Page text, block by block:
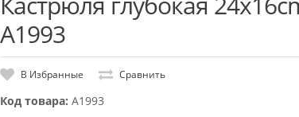
A1993
В Избранные Сравнить
Код товара: A1993